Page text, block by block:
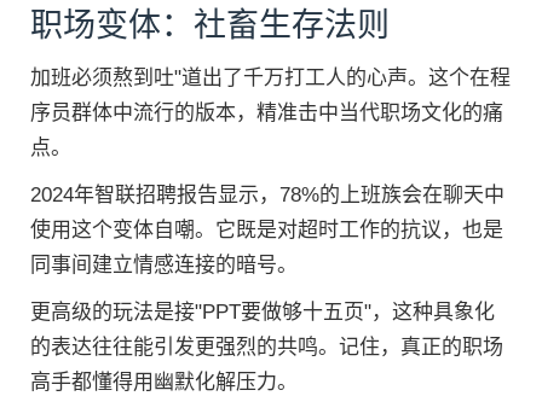
职场变体：社畜生存法则
加班必须熬到吐"道出了千万打工人的心声。这个在程
序员群体中流行的版本，精准击中当代职场文化的痛
点。
2024年智联招聘报告显示，78%的上班族会在聊天中
使用这个变体自嘲。它既是对超时工作的抗议，也是
同事间建立情感连接的暗号。
更高级的玩法是接"PPT要做够十五页"，这种具象化
的表达往往能引发更强烈的共鸣。记住，真正的职场
高手都懂得用幽默化解压力。